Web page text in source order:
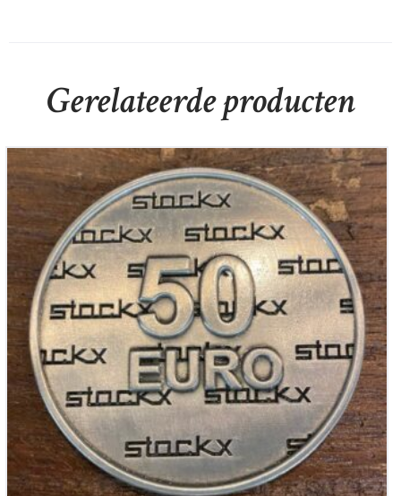
Gerelateerde producten
Stockx juwelier Cadeau munt 50,-
€50